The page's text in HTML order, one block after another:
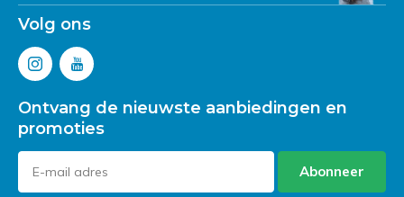
Volg ons
Ontvang de nieuwste aanbiedingen en
promoties
Abonneer